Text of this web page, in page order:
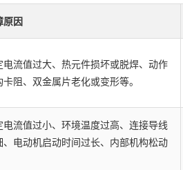
原因
电流值过大、热元件损坏或脱焊、动作
卡阻、双金属片老化或变形等。
电流值过小、环境温度过高、连接导线
、电动机启动时间过长、内部机构松动